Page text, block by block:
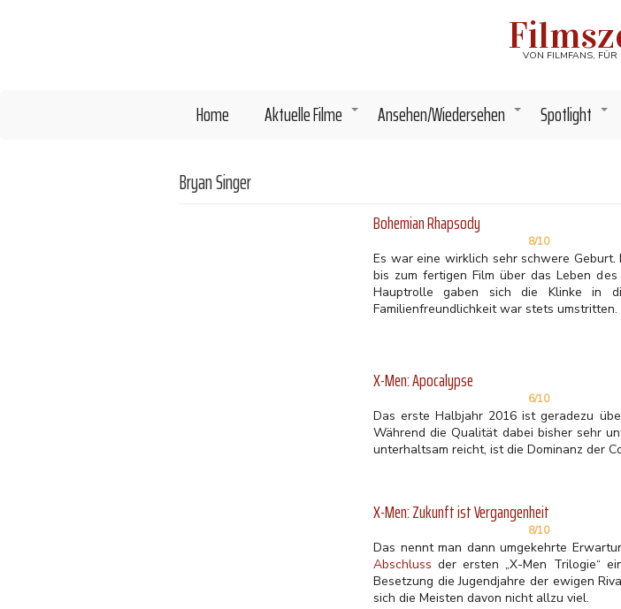
VON FILMFANS, FÜR
Home +
Aktuelle Filme +
Ansehen/Wiedersehen +
Spotlight
Bryan Singer
Bohemian Rhapsody
8/10
Es war eine wirklich sehr schwere
bis zum fertigen Film über das Leben des
Hauptrolle gaben sich die Klinke in
Familienfreundlichkeit war stets umstritten.
X-Men: Apocalypse
6/10
Das erste Halbjahr 2016 ist geradezu
Während die Qualität dabei bisher sehr
unterhaltsam reicht, ist die Dominanz der
X-Men: Zukunft ist Vergangenheit
8/10
Das nennt man dann umgekehrte
Abschluss der ersten „X-Men Trilogie“
Besetzung die Jugendjahre der ewigen
sich die Meisten davon nicht allzu viel.